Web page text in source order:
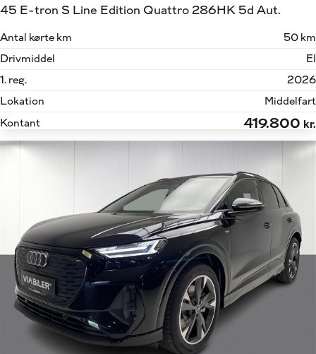
45 E-tron S Line Edition Quattro 286HK 5d Aut.
Antal kørte km
50 km
Drivmiddel
El
1. reg.
2026
Lokation
Middelfart
Kontant
419.800 kr.